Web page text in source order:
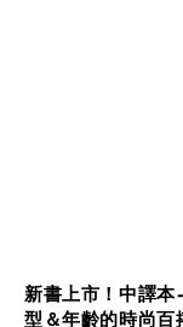
新書上市！中譯
型＆年齡的時尚百